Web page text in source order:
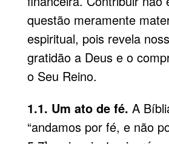
questão meramente
espiritual, pois revela
gratidão a Deus e o
o Seu Reino.
1.1. Um ato de fé. A
“andamos por fé, e não